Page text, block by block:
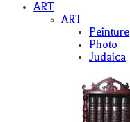
ART
ART
Peinture
Photo
Judaica